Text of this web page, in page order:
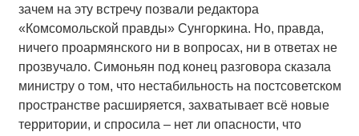
зачем на эту встречу позвали редактора
«Комсомольской правды» Сунгоркина. Но, правда,
ничего проармянского ни в вопросах, ни в ответах не
прозвучало. Симоньян под конец разговора сказала
министру о том, что нестабильность на постсоветском
пространстве расширяется, захватывает всё новые
территории, и спросила – нет ли опасности, что